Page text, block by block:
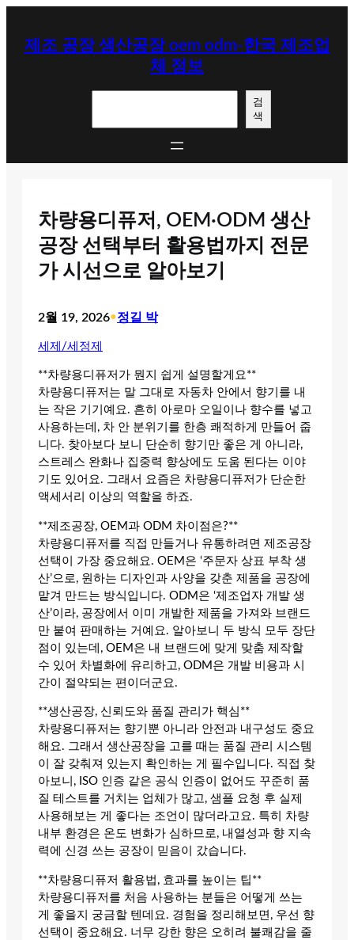
제조 공장 생산공장 oem odm-한국 제조업
체 정보
검
색
차량용디퓨저, OEM·ODM 생산
공장 선택부터 활용법까지 전문
가 시선으로 알아보기
2월 19, 2026•정길 박
세제/세정제
**차량용디퓨저가 뭔지 쉽게 설명할게요**
차량용디퓨저는 말 그대로 자동차 안에서 향기를 내
는 작은 기기예요. 흔히 아로마 오일이나 향수를 넣고
사용하는데, 차 안 분위기를 한층 쾌적하게 만들어 줍
니다. 찾아보다 보니 단순히 향기만 좋은 게 아니라,
스트레스 완화나 집중력 향상에도 도움 된다는 이야
기도 있어요. 그래서 요즘은 차량용디퓨저가 단순한
액세서리 이상의 역할을 하죠.
**제조공장, OEM과 ODM 차이점은?**
차량용디퓨저를 직접 만들거나 유통하려면 제조공장
선택이 가장 중요해요. OEM은 ‘주문자 상표 부착 생
산’으로, 원하는 디자인과 사양을 갖춘 제품을 공장에
맡겨 만드는 방식입니다. ODM은 ‘제조업자 개발 생
산’이라, 공장에서 이미 개발한 제품을 가져와 브랜드
만 붙여 판매하는 거예요. 알아보니 두 방식 모두 장단
점이 있는데, OEM은 내 브랜드에 맞게 맞춤 제작할
수 있어 차별화에 유리하고, ODM은 개발 비용과 시
간이 절약되는 편이더군요.
**생산공장, 신뢰도와 품질 관리가 핵심**
차량용디퓨저는 향기뿐 아니라 안전과 내구성도 중요
해요. 그래서 생산공장을 고를 때는 품질 관리 시스템
이 잘 갖춰져 있는지 확인하는 게 필수입니다. 직접 찾
아보니, ISO 인증 같은 공식 인증이 없어도 꾸준히 품
질 테스트를 거치는 업체가 많고, 샘플 요청 후 실제
사용해보는 게 좋다는 조언이 많더라고요. 특히 차량
내부 환경은 온도 변화가 심하므로, 내열성과 향 지속
력에 신경 쓰는 공장이 믿음이 갔습니다.
**차량용디퓨저 활용법, 효과를 높이는 팁**
차량용디퓨저를 처음 사용하는 분들은 어떻게 쓰는
게 좋을지 궁금할 텐데요. 경험을 정리해보면, 우선 향
선택이 중요해요. 너무 강한 향은 오히려 불쾌감을 줄